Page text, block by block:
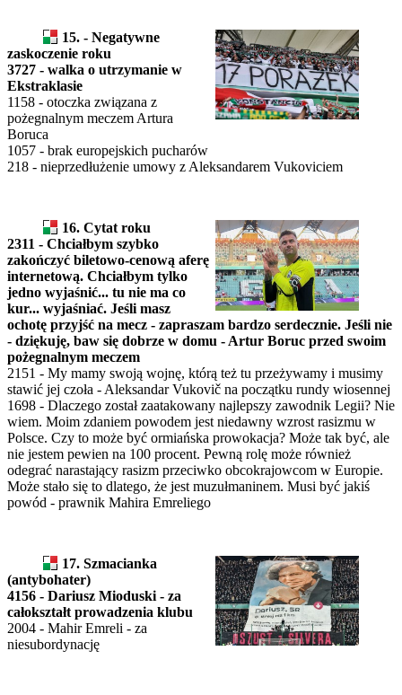
15. - Negatywne
zaskoczenie roku
3727 - walka o utrzymanie w
Ekstraklasie
1158 - otoczka związana z
pożegnalnym meczem Artura
Boruca
1057 - brak europejskich pucharów
218 - nieprzedłużenie umowy z Aleksandarem Vukoviciem
16. Cytat roku
2311 - Chciałbym szybko
zakończyć biletowo-cenową aferę
internetową. Chciałbym tylko
jedno wyjaśnić... tu nie ma co
kur... wyjaśniać. Jeśli masz
ochotę przyjść na mecz - zapraszam bardzo serdecznie. Jeśli nie
- dziękuję, baw się dobrze w domu - Artur Boruc przed swoim
pożegnalnym meczem
2151 - My mamy swoją wojnę, którą też tu przeżywamy i musimy
stawić jej czoła - Aleksandar Vukovič na początku rundy wiosennej
1698 - Dlaczego został zaatakowany najlepszy zawodnik Legii? Nie
wiem. Moim zdaniem powodem jest niedawny wzrost rasizmu w
Polsce. Czy to może być ormiańska prowokacja? Może tak być, ale
nie jestem pewien na 100 procent. Pewną rolę może również
odegrać narastający rasizm przeciwko obcokrajowcom w Europie.
Może stało się to dlatego, że jest muzułmaninem. Musi być jakiś
powód - prawnik Mahira Emreliego
17. Szmacianka
(antybohater)
4156 - Dariusz Mioduski - za
całokształt prowadzenia klubu
2004 - Mahir Emreli - za
niesubordynację